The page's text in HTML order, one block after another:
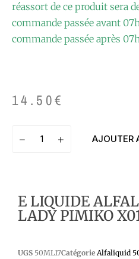
réassort de ce produit sera
commande passée avant
commande passée après
14.50€
AJOUTER
E LIQUIDE
LADY PIMIKO
UGS 50ML17Catégorie Alfaliquid